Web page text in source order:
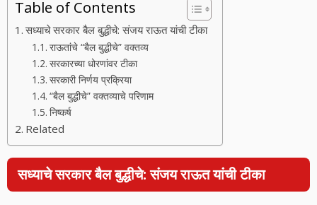
e
b
o
o
k
itt
er
e
gr
a
m
at
s
A
p
p
e
Table of Contents
सध्याचे सरकार बैल बुद्धीचे: संजय राऊत यांची टीका
राऊतांचे “बैल बुद्धीचे” वक्तव्य
सरकारच्या धोरणांवर टीका
सरकारी निर्णय प्रक्रिया
“बैल बुद्धीचे” वक्तव्याचे परिणाम
निष्कर्ष
Related
सध्याचे सरकार बैल बुद्धीचे: संजय राऊत यांची टीका